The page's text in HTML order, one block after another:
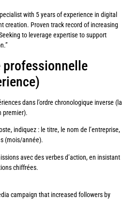
with 5 years of experience in digital
creation. Proven track record of increasing
to leverage expertise to support
professionnelle
dans l’ordre chronologique inverse (la
premier).
indiquez : le titre, le nom de l’entreprise,
(mois/année).
avec des verbes d’action, en insistant
chiffrées.
campaign that increased followers by